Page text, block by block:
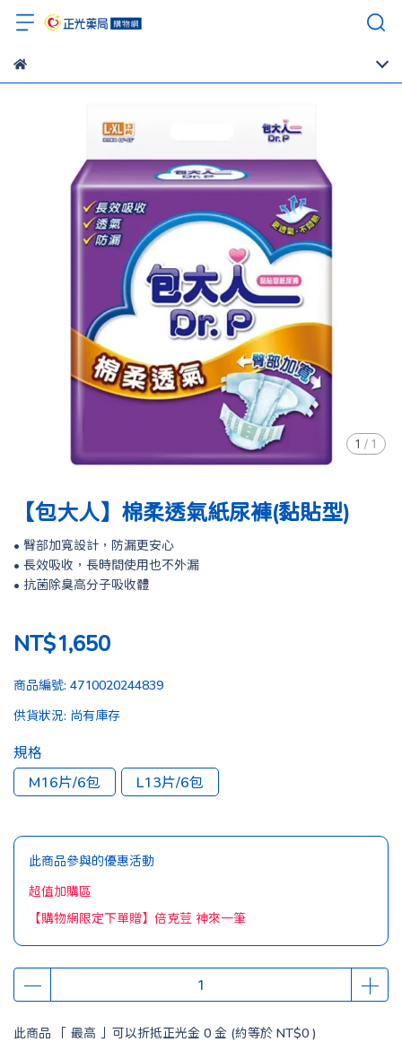
1 / 1
【包大人】棉柔透氣紙尿褲(黏貼型)
• 臀部加寬設計，防漏更安心
• 長效吸收，長時間使用也不外漏
• 抗菌除臭高分子吸收體
NT$1,650
商品編號: 4710020244839
供貨狀況: 尚有庫存
規格
M16片/6包
L13片/6包
此商品參與的優惠活動
超值加購區
【購物網限定下單贈】倍克荳 神來一筆
此商品 「 最高 」可以折抵正光金 0 金 (約等於 NT$0 )